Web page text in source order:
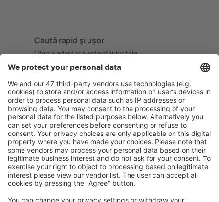
Caută rapid şi uşor
Ofertă adaptată aşteptărilor tale.
Planifică ȋn siguranţă
Rezervare fără griji cu opțiune gratuită de anulare.
Economiseşte mai mult
Prețuri atractive și oferte speciale pentru utilizatorii
conectați.
Cazarea preferată
Alege din peste 1,3 mil. de opţiuni: hoteluri, cabane,